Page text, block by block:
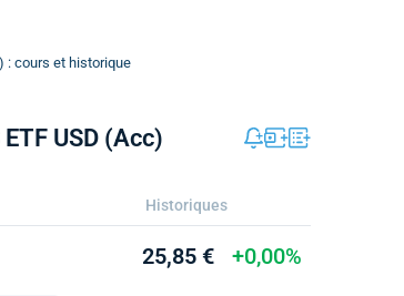
: cours et historique
USD (Acc)
Historiques
25,85 € +0,00%